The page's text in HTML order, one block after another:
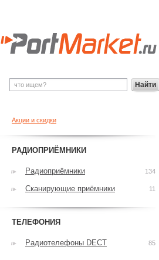
Акции и скидки
РАДИОПРИЁМНИКИ
Радиоприёмники 134
Сканирующие приёмники 11
ТЕЛЕФОНИЯ
Радиотелефоны DECT 85
Найти